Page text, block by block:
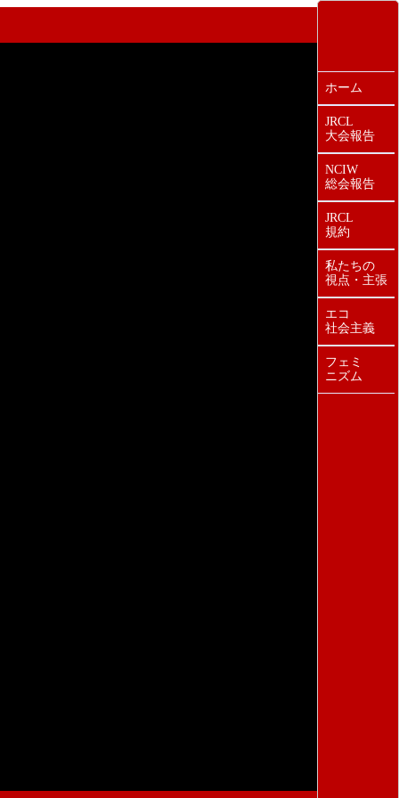
ホーム
JRCL
大会報告
NCIW
総会報告
JRCL
規約
私たちの
視点・主張
エコ
社会主義
フェミ
ニズム